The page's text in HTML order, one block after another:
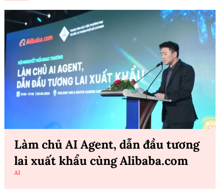
Làm chủ AI Agent, dẫn đầu tương
lai xuất khẩu cùng Alibaba.com
AI